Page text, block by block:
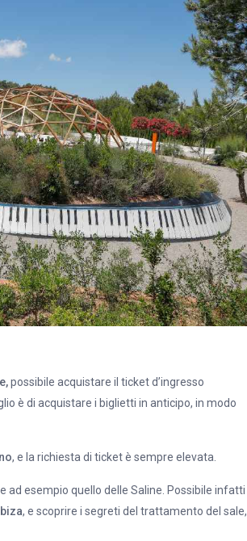
possibile acquistare il ticket d’ingresso
è di acquistare i biglietti in anticipo, in modo
, e la richiesta di ticket è sempre elevata.
ad esempio quello delle Saline. Possibile infatti
, e scoprire i segreti del trattamento del sale,